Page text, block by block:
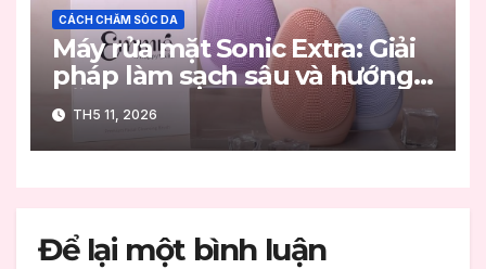
CÁCH CHĂM SÓC DA
Máy rửa mặt Sonic Extra: Giải
pháp làm sạch sâu và hướng
dẫn sử dụng đúng chuẩn
TH5 11, 2026
Để lại một bình luận